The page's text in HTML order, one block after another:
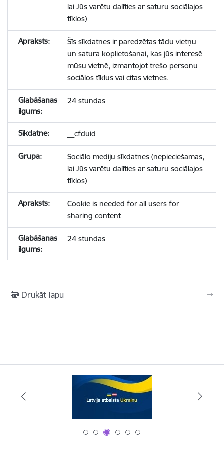
lai Jūs varētu dalīties ar saturu sociālajos
tīklos)
Šīs sīkdatnes ir paredzētas tādu vietņu
un satura koplietošanai, kas jūs interesē
mūsu vietnē, izmantojot trešo personu
sociālos tīklus vai citas vietnes.
24 stundas
__cfduid
Sociālo mediju sīkdatnes (nepieciešamas,
lai Jūs varētu dalīties ar saturu sociālajos
tīklos)
Cookie is needed for all users for
sharing content
24 stundas
Drukāt lapu